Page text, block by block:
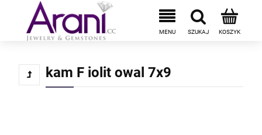
kam F iolit owal 7x9